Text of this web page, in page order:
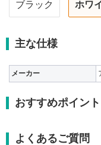
ブラック ホワ
主な仕様
メーカー
おすすめポイント
よくあるご質問